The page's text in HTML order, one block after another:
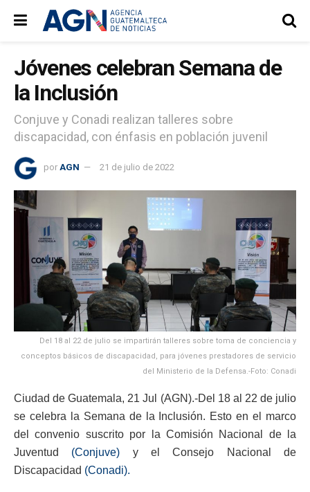
Jóvenes celebran Semana de
la Inclusión
Conjuve y Conadi realizan talleres sobre
discapacidad, con énfasis en población juvenil
por AGN 21 de julio de 2022
Del 18 al 22 de julio se impartirán talleres sobre toma de conciencia y
conceptos básicos de discapacidad, para jóvenes prestadores de servicio
del Ministerio de la Defensa.-Foto: Conadi
Ciudad de Guatemala, 21 Jul (AGN).-Del 18 al 22 de julio
se celebra la Semana de la Inclusión. Esto en el marco
del convenio suscrito por la Comisión Nacional de la
Juventud (Conjuve) y el Consejo Nacional de
Discapacidad (Conadi).